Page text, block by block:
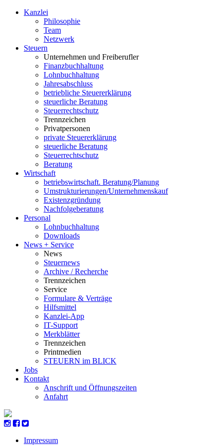
Kanzlei
Philosophie
Team
Netzwerk
Steuern
Unternehmen und Freiberufler
Finanzbuchhaltung
Lohnbuchhaltung
Jahresabschluss
betriebliche Steuererklärung
steuerliche Beratung
Steuerrechtschutz
Trennzeichen
Privatpersonen
private Steuererklärung
steuerliche Beratung
Steuerrechtschutz
Beratung
Wirtschaft
betriebswirtschaft. Beratung/Planung
Umstrukturierungen/Unternehmenskauf
Existenzgründung
Nachfolgeberatung
Personal
Lohnbuchhaltung
Downloads
News + Service
News
Steuernews
Archive / Recherche
Trennzeichen
Service
Formulare & Verträge
Hilfsmittel
Kanzlei-App
IT-Support
Merkblätter
Trennzeichen
Printmedien
STEUERN im BLICK
Jobs
Kontakt
Anschrift und Öffnungszeiten
Anfahrt
Impressum